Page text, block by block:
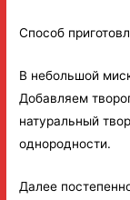
Способ
В небольшой
Добавляем
натуральный
однородности.
Далее